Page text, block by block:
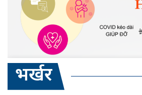
भर्खर